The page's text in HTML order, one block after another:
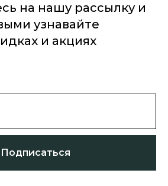
на нашу рассылку и
узнавайте
и акциях
Подписаться